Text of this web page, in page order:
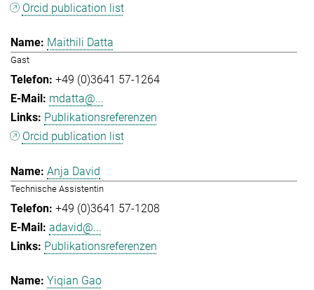
Orcid publication list
Maithili Datta
Gast
+49 (0)3641 57-1264
mdatta@...
Publikationsreferenzen
Orcid publication list
Anja David
Technische Assistentin
+49 (0)3641 57-1208
adavid@...
Publikationsreferenzen
Yiqian Gao